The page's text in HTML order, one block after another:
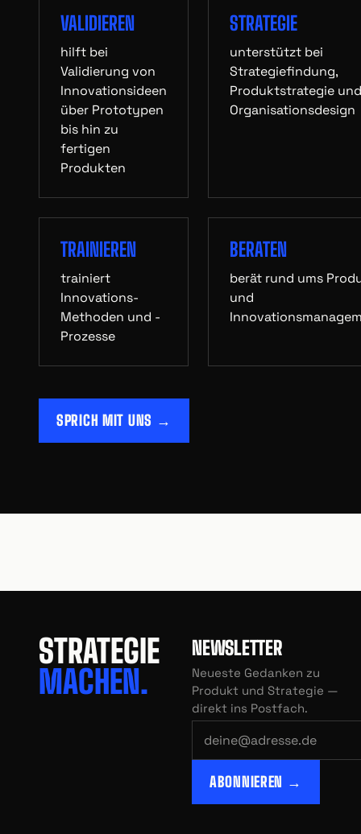
VALIDIEREN
hilft bei
Validierung von
Innovationsideen
über Prototypen
bis hin zu
fertigen
Produkten
STRATEGIE
unterstützt bei
Strategiefindung,
Produktstrategie und
Organisationsdesign
TRAINIEREN
trainiert
Innovations-
Methoden und -
Prozesse
BERATEN
berät rund ums
und
SPRICH MIT UNS →
STRATEGIE
MACHEN.
NEWSLETTER
Neueste Gedanken zu
Produkt und Strategie —
direkt ins Postfach.
ABONNIEREN →